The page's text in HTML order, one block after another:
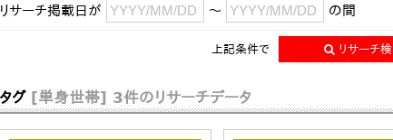
リサーチ掲載日が ～ の間
上記条件で リサーチ
タグ [単身世帯] 3件のリサーチデータ